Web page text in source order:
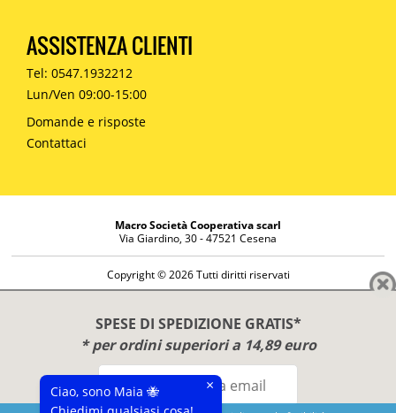
SPESE DI SPEDIZIONE GRATIS*
* per ordini superiori a 14,89 euro
ASSISTENZA CLIENTI
Tel: 0547.1932212
Lun/Ven 09:00-15:00
Domande e risposte
Contattaci
Macro Società Cooperativa scarl
Via Giardino, 30 - 47521 Cesena
Copyright © 2026 Tutti diritti riservati
Diritto di reso
Disclaimer
Privacy Policy
Ciao, sono Maia 🐝
×